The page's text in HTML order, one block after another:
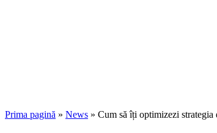
Prima pagină » News » Cum să îți optimizezi strategia